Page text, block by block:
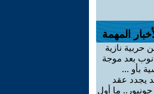
المهمة
نازية
بعد موجة
بأو ...
يجدد عقد
ما أول